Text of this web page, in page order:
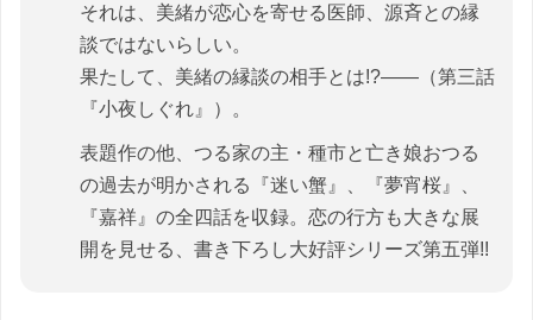
それは、美緒が恋心を寄せる医師、源斉との縁
談ではないらしい。
果たして、美緒の縁談の相手とは!?――（第三話
『小夜しぐれ』）。
表題作の他、つる家の主・種市と亡き娘おつる
の過去が明かされる『迷い蟹』、『夢宵桜』、
『嘉祥』の全四話を収録。恋の行方も大きな展
開を見せる、書き下ろし大好評シリーズ第五弾!!